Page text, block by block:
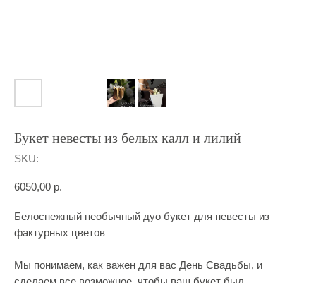
Букет невесты из белых калл и лилий
SKU:
6050,00 р.
Белоснежный необычный дуо букет для невесты из
фактурных цветов
Мы понимаем, как важен для вас День Свадьбы, и